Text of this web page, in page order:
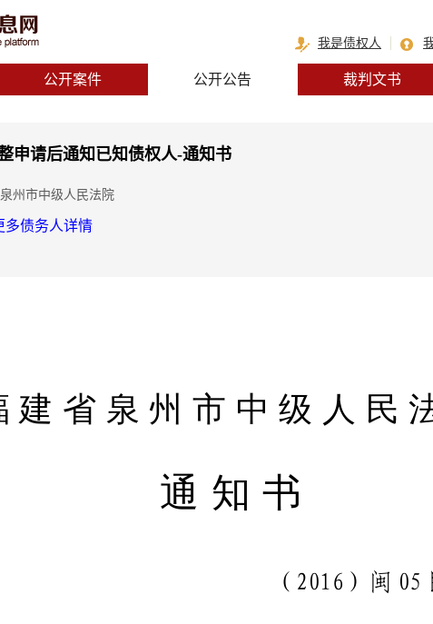
我是债权人
公开案件 公开公告 裁判文书
申请后通知已知债权人-通知书
州市中级人民法院
多债务人详情